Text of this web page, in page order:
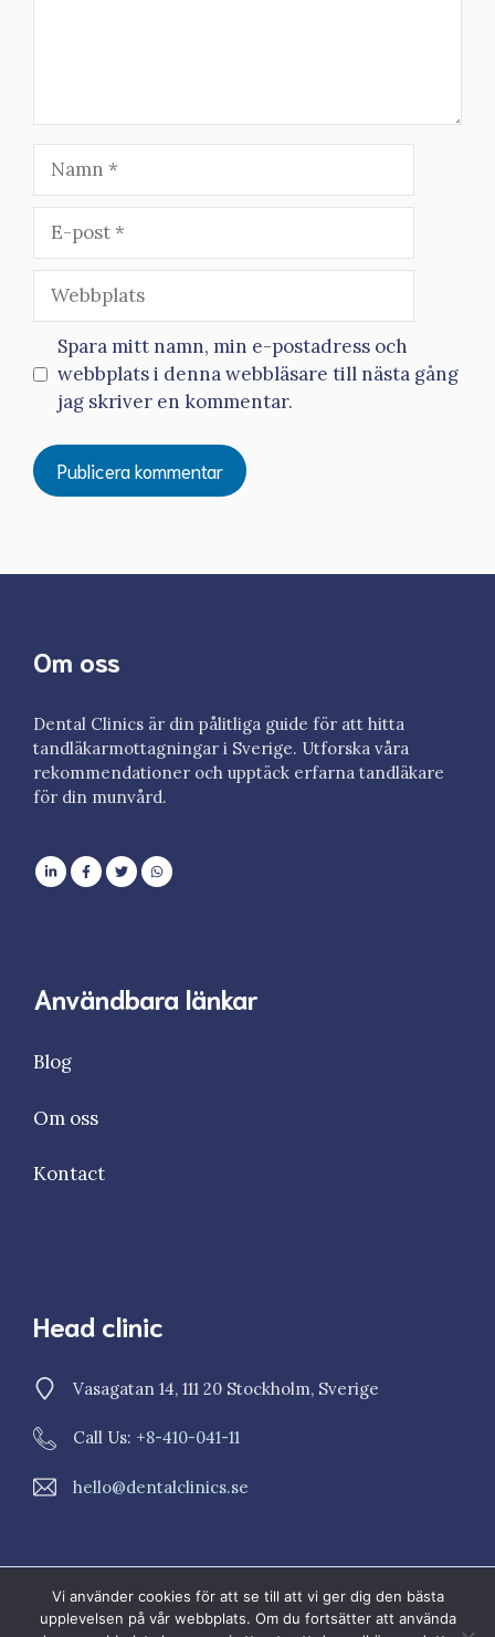
post
Webbplats
Spara mitt namn, min e-postadress och
webbplats i denna webbläsare till nästa gång
jag skriver en kommentar.
Om oss
Dental Clinics är din pålitliga guide för att hitta
tandläkarmottagningar i Sverige. Utforska våra
rekommendationer och upptäck erfarna tandläkare
för din munvård.
Användbara länkar
Blog
Om oss
Kontact
Head clinic
Vasagatan 14, 111 20 Stockholm, Sverige
Call Us: +8-410-041-11
hello@dentalclinics.se
© 2023 Dental Clinics
Vi använder cookies för att se till att vi ger dig den bästa
upplevelsen på vår webbplats. Om du fortsätter att använda